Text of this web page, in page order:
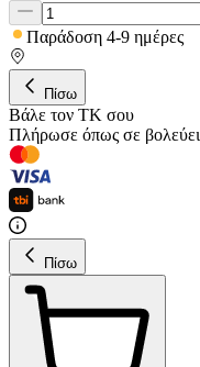
Παράδοση 4-9 ημέρες
Πίσω
Βάλε τον ΤΚ σου
Πλήρωσε όπως σε βολεύει
Πίσω